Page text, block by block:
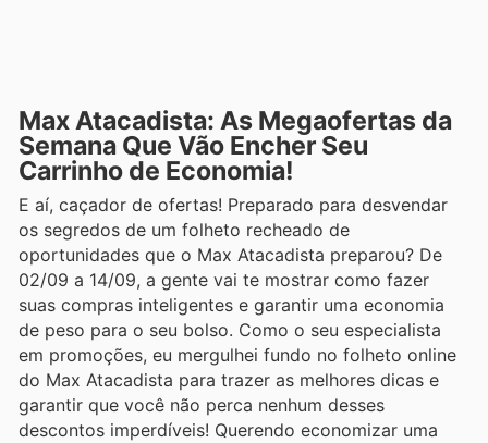
Max Atacadista: As Megaofertas da
Semana Que Vão Encher Seu
Carrinho de Economia!
E aí, caçador de ofertas! Preparado para desvendar
os segredos de um folheto recheado de
oportunidades que o Max Atacadista preparou? De
02/09 a 14/09, a gente vai te mostrar como fazer
suas compras inteligentes e garantir uma economia
de peso para o seu bolso. Como o seu especialista
em promoções, eu mergulhei fundo no folheto online
do Max Atacadista para trazer as melhores dicas e
garantir que você não perca nenhum desses
descontos imperdíveis! Querendo economizar uma